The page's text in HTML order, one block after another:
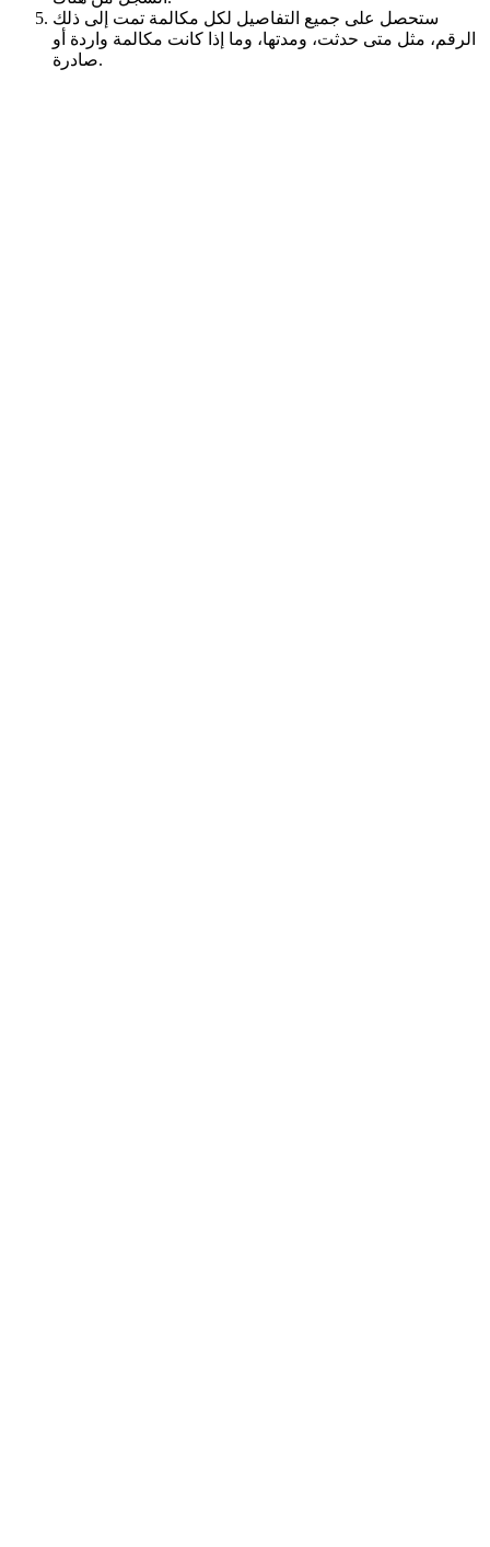
ستحصل على جميع التفاصيل لكل مكالمة تمت إلى ذلك
الرقم، مثل متى حدثت، ومدتها، وما إذا كانت مكالمة واردة أو
صادرة.